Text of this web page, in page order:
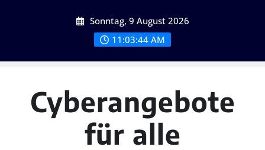
Sonntag, 9 August 2026
11:03:45 AM
Cyberangebote
für alle